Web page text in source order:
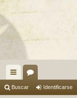
nl or
Buscar Identificarse